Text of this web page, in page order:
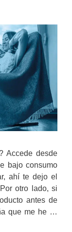
Accede desde
bajo consumo
ahí te dejo el
otro lado, si
antes de
que me he …